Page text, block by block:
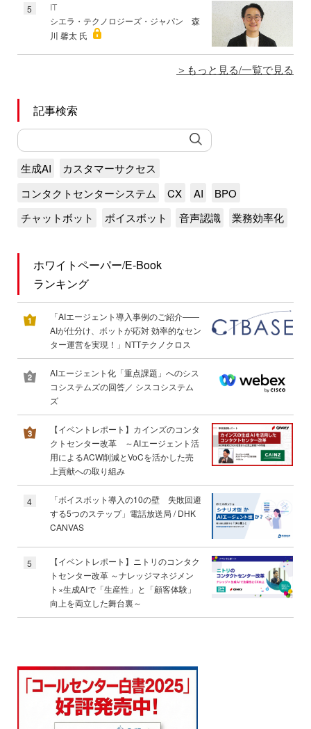
5
IT
シエラ・テクノロジーズ・ジャパン 森
川 馨太 氏
もっと見る/一覧で見る
記事検索
生成AI
カスタマーサクセス
コンタクトセンターシステム
CX AI
BPO
チャットボット
ボイスボット 音声認識 業務効率化
ホワイトペーパー/E-Book
ランキング
「AIエージェント導入事例のご紹介――
AIが仕分け、ボットが応対 効率的なセン
ター運営を実現！」NTTテクノクロス
AIエージェント化「重点課題」へのシス
コシステムズの回答／ シスコシステム
ズ
【イベントレポート】カインズのコンタ
クトセンター改革 ～AIエージェント活
用によるACW削減とVoCを活かした売
上貢献への取り組み
4
「ボイスボット導入の10の壁 失敗回避
する5つのステップ」電話放送局 / DHK
CANVAS
5
【イベントレポート】ニトリのコンタク
トセンター改革 ～ナレッジマネジメン
ト×生成AIで「生産性」と「顧客体験」
向上を両立した舞台裏～